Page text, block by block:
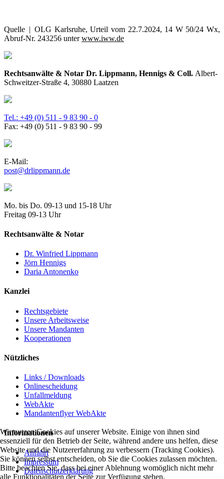
Quelle | OLG Karlsruhe, Urteil vom 22.7.2024, 14 W 50/24 Wx,
Abruf-Nr. 243256 unterwww.iww.de
Rechtsanwälte & Notar Dr. Lippmann, Hennigs & Coll. Albert-
Schweitzer-Straße 4, 30880 Laatzen
Tel.: +49 (0) 511 - 9 83 90 - 0
Fax: +49 (0) 511 - 9 83 90 - 99
E-Mail:
post@drlippmann.de
Mo. bis Do. 09-13 und 15-18 Uhr
Freitag 09-13 Uhr
Rechtsanwälte & Notar
Dr. Winfried Lippmann
Jörn Hennigs
Daria Antonenko
Kanzlei
Rechtsgebiete
Unsere Arbeitsweise
Unsere Mandanten
Kooperationen
Nützliches
Links / Downloads
Onlinescheidung
Unfallmeldung
WebAkte
Mandantenflyer WebAkte
Informationen
Anfahrt
Impressum
Datenschutzerklärung
Wir nutzen Cookies auf unserer Website. Einige von ihnen sind
essenziell für den Betrieb der Seite, während andere uns helfen, diese
Website und die Nutzererfahrung zu verbessern (Tracking Cookies).
Sie können selbst entscheiden, ob Sie die Cookies zulassen möchten.
Bitte beachten Sie, dass bei einer Ablehnung womöglich nicht mehr
alle Funktionalitäten der Seite zur Verfügung stehen.